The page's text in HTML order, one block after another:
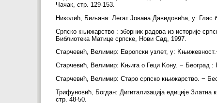
Чачак, стр. 129-153.
Николић, Биљана: Легат Јована Давидовића, у: Глас
Српско књижарство : зборник радова из историје
Библиотека Матице српске, Нови Сад, 1997.
Старчевић, Велимир: Европски узлет, у:
Старчевић, Велимир: Kњига о Геци Kону. − Београд :
Старчевић, Велимир: Старо српско књижарство. −
Трифуновић, Богдан: Дигитализација едиције
стр. 48-50.